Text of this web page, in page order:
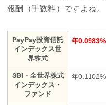
報酬（手数料）ですよね。
PayPay投資信託
インデックス世
界株式
年0.0983%
SBI・全世界株式
インデックス・
ファンド
年0.1102%